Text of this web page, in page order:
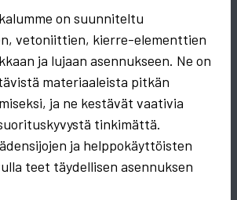
on suunniteltu
vetoniittien, kierre-elementtien
ja lujaan asennukseen. Ne on
materiaaleista pitkän
ja ne kestävät vaativia
tinkimättä.
ja helppokäyttöisten
teet täydellisen asennuksen